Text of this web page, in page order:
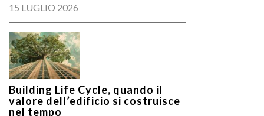
15 LUGLIO 2026
Building Life Cycle, quando il
valore dell’edificio si costruisce
nel tempo